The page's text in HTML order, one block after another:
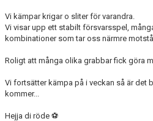
Vi kämpar krigar o sliter för varandra.
Vi visar upp ett stabilt försvarsspel,
kombinationer som tar oss närmre
Roligt att många olika grabbar fick göra
Vi fortsätter kämpa på i veckan så är det
kommer...
Hejja di röde ⚽